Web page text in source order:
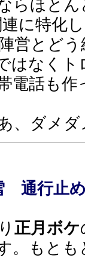
らほとん
に特化
営とど
はなく
電話も作
ダメダ
通行止
正月ボケ
。もとも